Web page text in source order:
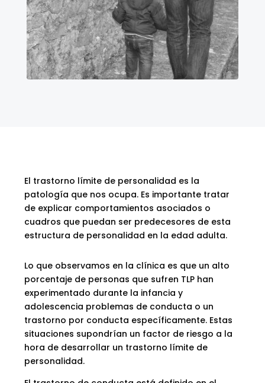
El trastorno límite de personalidad es la
patología que nos ocupa. Es importante tratar
de explicar comportamientos asociados o
cuadros que puedan ser predecesores de esta
estructura de personalidad en la edad adulta.
Lo que observamos en la clínica es que un alto
porcentaje de personas que sufren TLP han
experimentado durante la infancia y
adolescencia problemas de conducta o un
trastorno por conducta específicamente. Estas
situaciones supondrían un factor de riesgo a la
hora de desarrollar un trastorno límite de
personalidad.